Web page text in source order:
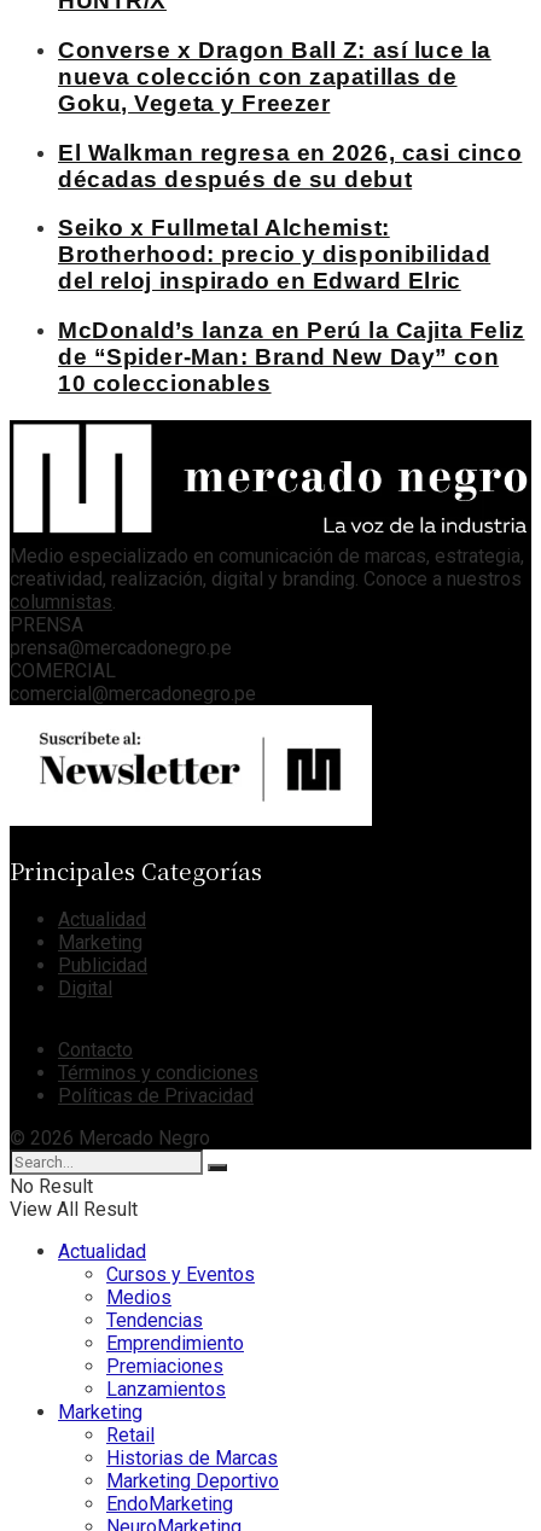
Converse x Dragon Ball Z: así luce la
nueva colección con zapatillas de
Goku, Vegeta y Freezer
El Walkman regresa en 2026, casi cinco
décadas después de su debut
Seiko x Fullmetal Alchemist:
Brotherhood: precio y disponibilidad
del reloj inspirado en Edward Elric
McDonald’s lanza en Perú la Cajita Feliz
de “Spider-Man: Brand New Day” con
10 coleccionables
Medio especializado en comunicación de marcas, estrategia,
creatividad, realización, digital y branding. Conoce a nuestros
columnistas.
PRENSA
prensa@mercadonegro.pe
COMERCIAL
comercial@mercadonegro.pe
Principales Categorías
Actualidad
Marketing
Publicidad
Digital
Contacto
Términos y condiciones
Políticas de Privacidad
© 2026 Mercado Negro
No Result
View All Result
Actualidad
Cursos y Eventos
Medios
Tendencias
Emprendimiento
Premiaciones
Lanzamientos
Marketing
Retail
Historias de Marcas
Marketing Deportivo
EndoMarketing